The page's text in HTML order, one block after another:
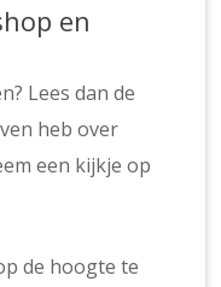
en
Lees dan de
heb over
een kijkje op
de hoogte te